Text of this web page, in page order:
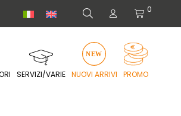
0
SERVIZI/VARIE NUOVI ARRIVI PROMO